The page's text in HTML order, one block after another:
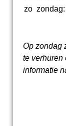
zo zondag:
Op zondag
te verhuren
informatie